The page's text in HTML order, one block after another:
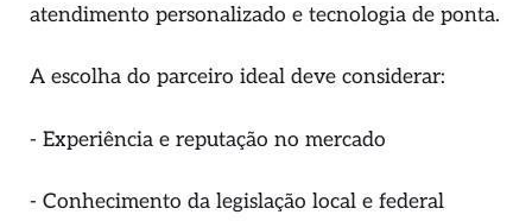
atendimento personalizado e tecnologia de ponta.
A escolha do parceiro ideal deve considerar:
- Experiência e reputação no mercado
- Conhecimento da legislação local e federal